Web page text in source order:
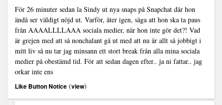
För 26 minuter sedan la Sindy ut nya snaps på Snapchat där hon
ändå ser väldigt nöjd ut. Varför, åter igen, säga att hon ska ta paus
från AAAALLLLAAA sociala medier, när hon inte gör det?! Vad
är grejen med att så nonchalant gå ut med att nu är allt så jobbigt i
mitt liv så nu tar jag minsann ett stort break från alla mina sociala
medier på obestämd tid. För att sedan dagen efter.. ja ni fattar.. jag
orkar inte ens
Like Button Notice (view)